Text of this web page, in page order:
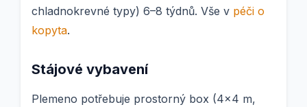
chladnokrevné typy) 6–8 týdnů. Vše v péči o
kopyta.
Stájové vybavení
Plemeno potřebuje prostorný box (4×4 m,